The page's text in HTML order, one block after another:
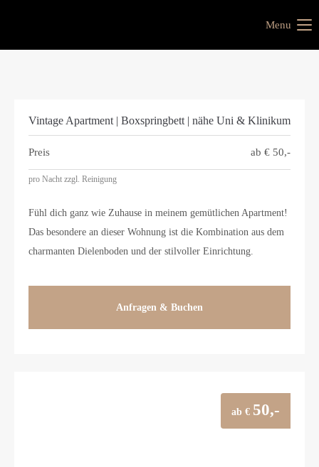
Menu
Vintage Apartment | Boxspringbett | nähe Uni & Klinikum
Preis ab € 50,-
pro Nacht zzgl. Reinigung
Fühl dich ganz wie Zuhause in meinem gemütlichen Apartment!
Das besondere an dieser Wohnung ist die Kombination aus dem
charmanten Dielenboden und der stilvoller Einrichtung.
Anfragen & Buchen
ab € 50,-